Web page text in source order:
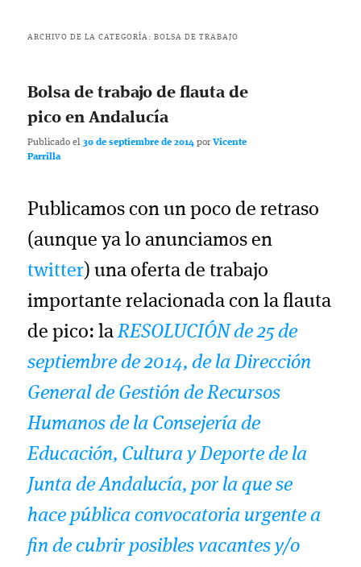
ARCHIVO DE LA CATEGORÍA:BOLSA DE TRABAJO
Bolsa de trabajo de flauta de
pico en Andalucía
Publicado el30 de septiembre de 2014 porVicente
Parrilla
Publicamos con un poco de retraso
(aunque ya lo anunciamos en
twitter) una oferta de trabajo
importante relacionada con la flauta
de pico: laRESOLUCIÓN de 25 de
septiembre de 2014, de la Dirección
General de Gestión de Recursos
Humanos de la Consejería de
Educación, Cultura y Deporte de la
Junta de Andalucía, por la que se
hace pública convocatoria urgente a
fin de cubrir posibles vacantes y/o